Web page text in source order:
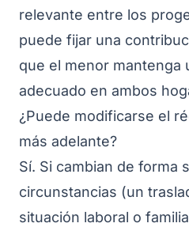
relevante entre los
puede fijar una
que el menor mantenga
adecuado en ambos
¿Puede modificarse el
más adelante?
Sí. Si cambian de forma
circunstancias (un
situación laboral o